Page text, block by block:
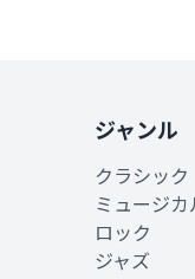
ジャンル
クラシック
ミュージカ
ロック
ジャズ